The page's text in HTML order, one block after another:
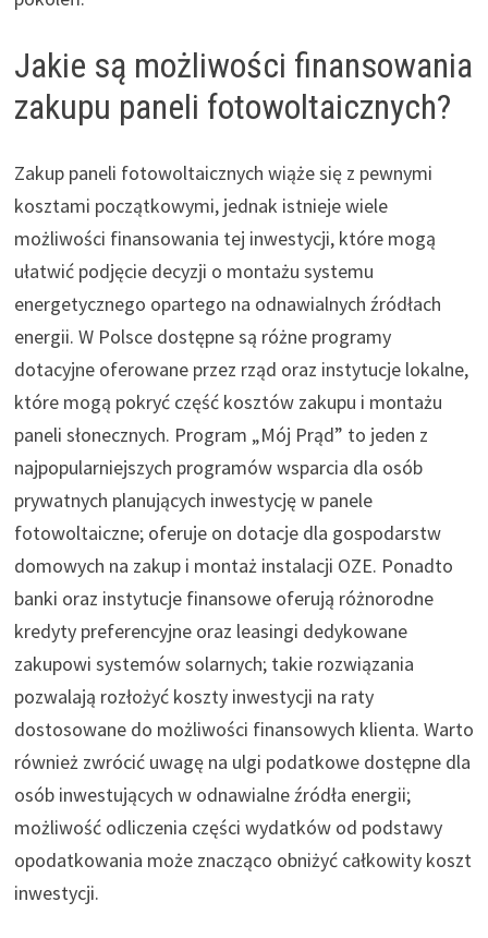
Jakie są możliwości finansowania
zakupu paneli fotowoltaicznych?
Zakup paneli fotowoltaicznych wiąże się z pewnymi
kosztami początkowymi, jednak istnieje wiele
możliwości finansowania tej inwestycji, które mogą
ułatwić podjęcie decyzji o montażu systemu
energetycznego opartego na odnawialnych źródłach
energii. W Polsce dostępne są różne programy
dotacyjne oferowane przez rząd oraz instytucje lokalne,
które mogą pokryć część kosztów zakupu i montażu
paneli słonecznych. Program „Mój Prąd” to jeden z
najpopularniejszych programów wsparcia dla osób
prywatnych planujących inwestycję w panele
fotowoltaiczne; oferuje on dotacje dla gospodarstw
domowych na zakup i montaż instalacji OZE. Ponadto
banki oraz instytucje finansowe oferują różnorodne
kredyty preferencyjne oraz leasingi dedykowane
zakupowi systemów solarnych; takie rozwiązania
pozwalają rozłożyć koszty inwestycji na raty
dostosowane do możliwości finansowych klienta. Warto
również zwrócić uwagę na ulgi podatkowe dostępne dla
osób inwestujących w odnawialne źródła energii;
możliwość odliczenia części wydatków od podstawy
opodatkowania może znacząco obniżyć całkowity koszt
inwestycji.